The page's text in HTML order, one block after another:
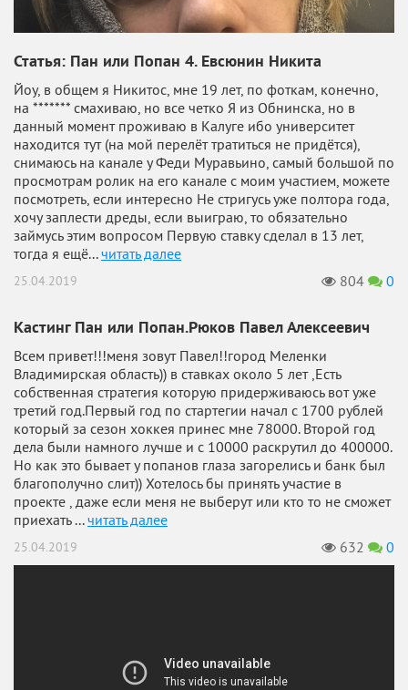
Статья: Пан или Попан 4. Евсюнин Никита
Йоу, в общем я Никитос, мне 19 лет, по фоткам, конечно,
на ******* смахиваю, но все четко Я из Обнинска, но в
данный момент проживаю в Калуге ибо университет
находится тут (на мой перелёт тратиться не придётся),
снимаюсь на канале у Феди Муравьино, самый большой по
просмотрам ролик на его канале с моим участием, можете
посмотреть, если интересно Не стригусь уже полтора года,
хочу заплести дреды, если выиграю, то обязательно
займусь этим вопросом Первую ставку сделал в 13 лет,
тогда я ещё...читать далее
25.04.2019 804 0
Кастинг Пан или Попан.Рюков Павел Алексеевич
Всем привет!!!меня зовут Павел!!город Меленки
Владимирская область)) в ставках около 5 лет ,Есть
собственная стратегия которую придерживаюсь вот уже
третий год.Первый год по стартегии начал с 1700 рублей
который за сезон хоккея принес мне 78000. Второй год
дела были намного лучше и с 10000 раскрутил до 400000.
Но как это бывает у попанов глаза загорелись и банк был
благополучно слит)) Хотелось бы принять участие в
проекте , даже если меня не выберут или кто то не сможет
приехать ...читать далее
25.04.2019 632 0